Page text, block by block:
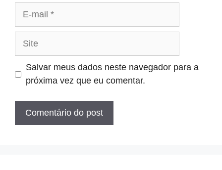
Site
Salvar meus dados neste navegador para a
próxima vez que eu comentar.